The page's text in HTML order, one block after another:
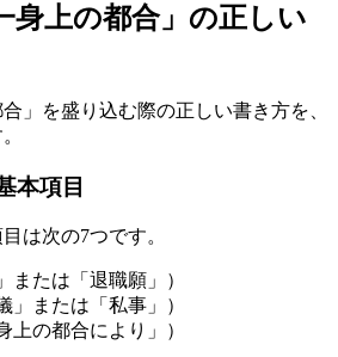
身上の都合」の正しい
」を盛り込む際の正しい書き方を、
本項目
は次の7つです。
または「退職願」）
」または「私事」）
上の都合により」）